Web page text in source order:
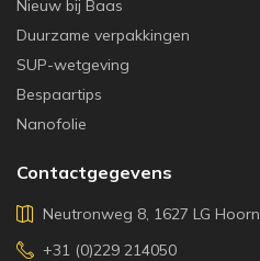
Nieuw bij Baas
Duurzame verpakkingen
SUP-wetgeving
Bespaartips
Nanofolie
Contactgegevens
Neutronweg 8, 1627 LG Hoorn
+31 (0)229 214050